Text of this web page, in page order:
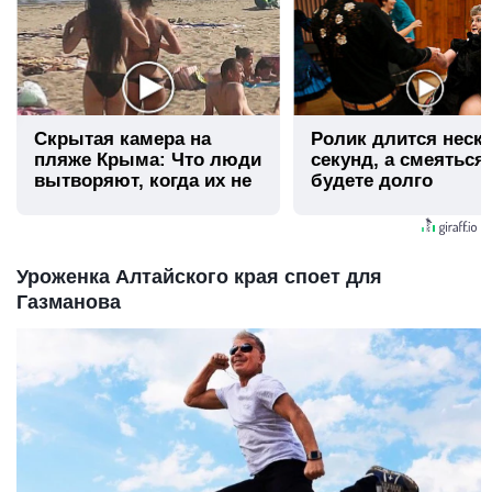
Скрытая камера на
пляже Крыма: Что люди
вытворяют, когда их не
Ролик длится
секунд, а
будете долго
Уроженка Алтайского края споет для
Газманова